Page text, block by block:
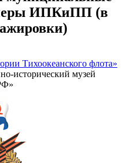
ИПКиПП (в
Тихоокеанского флота»
исторический музей